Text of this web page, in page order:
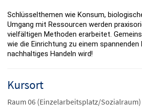
Schlüsselthemen wie Konsum,
Umgang mit Ressourcen werden
vielfältigen Methoden erarbeitet.
wie die Einrichtung zu einem
nachhaltiges Handeln wird!
Kursort
Raum 06 (Einzelarbeitsplatz/Sozialraum)